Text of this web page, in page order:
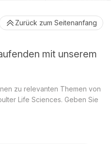
mit unserem
zu relevanten Themen von
Life Sciences. Geben Sie
Zurück zum Seitenanfang